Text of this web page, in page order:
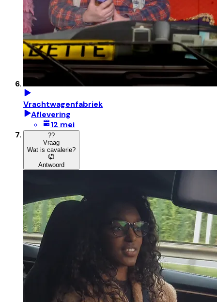
Vrachtwagenfabriek
Aflevering
12 mei
??
Vraag
Wat is cavalerie?
Antwoord